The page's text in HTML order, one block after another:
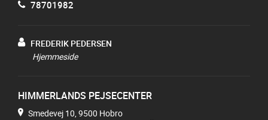
78701982
FREDERIK PEDERSEN
Hjemmeside
HIMMERLANDS PEJSECENTER
Smedevej 10, 9500 Hobro